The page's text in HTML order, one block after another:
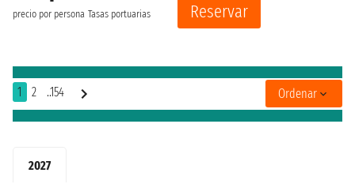
2027
precio por persona Tasas portuarias Reservar
1 2 ..154 Ordenar